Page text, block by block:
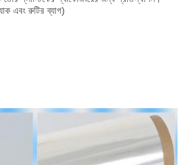
এবং রুটির ব্যাগ)